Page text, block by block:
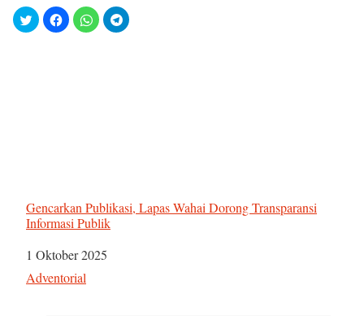
Gencarkan Publikasi, Lapas Wahai Dorong Transparansi
Informasi Publik
Tanggal
1 Oktober 2025
Sehubungan dengan
Adventorial